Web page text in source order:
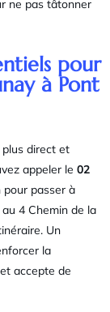
ne pas tâtonner
pour
à Pont
plus direct et
appeler le 02
pour passer à
4 Chemin de la
Un
la
accepte de